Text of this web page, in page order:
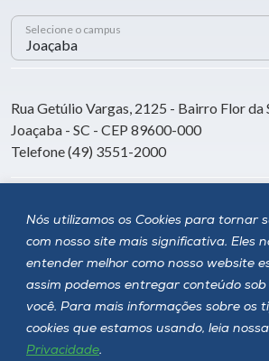
Nós utilizamos os Cookies para tornar
com nosso site mais significativa. Eles
entender melhor como nosso website
assim podemos entregar conteúdo
você. Para mais informações sobre os
cookies que estamos usando, leia nossa
Privacidade.
Selecione o campus
Rua Getúlio Vargas, 2125 - Bairro Flor da
Joaçaba - SC - CEP 89600-000
Telefone (49) 3551-2000
Siga a Unoesc